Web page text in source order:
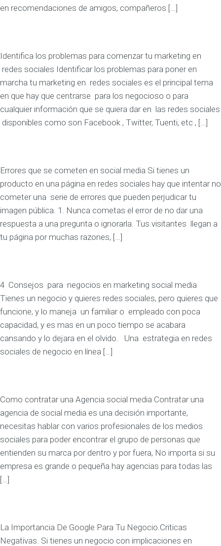
en recomendaciones de amigos, compañeros […]
Identifica los problemas para comenzar tu marketing en
redes sociales Identificar los problemas para poner en
marcha tu marketing en redes sociales es el principal tema
en que hay que centrarse para los negocioso o para
cualquier información que se quiera dar en las redes sociales
disponibles como son Facebook , Twitter, Tuenti, etc , […]
Errores que se cometen en social media Si tienes un
producto en una página en redes sociales hay que intentar no
cometer una serie de errores que pueden perjudicar tu
imagen pública. 1. Nunca cometas el error de no dar una
respuesta a una pregunta o ignorarla. Tus visitantes llegan a
tu página por muchas razones, […]
4 Consejos para negocios en marketing social media
Tienes un negocio y quieres redes sociales, pero quieres que
funcione, y lo maneja un familiar o empleado con poca
capacidad, y es mas en un poco tiempo se acabara
cansando y lo dejara en el olvido. Una estrategia en redes
sociales de negocio en línea […]
Como contratar una Agencia social media Contratar una
agencia de social media es una decisión importante,
necesitas hablar con varios profesionales de los medios
sociales para poder encontrar el grupo de personas que
entienden su marca por dentro y por fuera, No importa si su
empresa es grande o pequeña hay agencias para todas las
[…]
La Importancia De Google Para Tu Negocio.Criticas
Negativas. Si tienes un negocio con implicaciones en